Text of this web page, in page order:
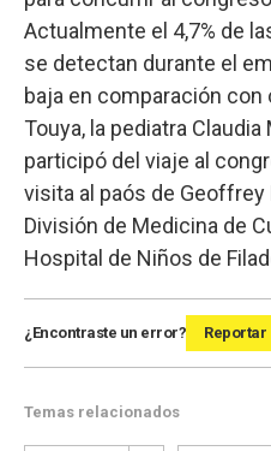
Actualmente el 4,7% de
se detectan durante el
baja en comparación
Touya, la pediatra
participó del viaje al
visita al paós de Geoffrey
División de Medicina de
Hospital de Niños de
¿Encontraste un error? Reportar
Temas relacionados